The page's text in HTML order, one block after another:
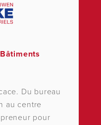
Du bureau
au centre
pour